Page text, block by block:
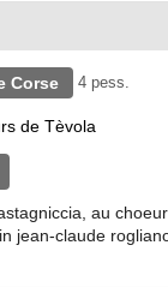
Corse 4 pess.
de Tèvola
au
jean-claude